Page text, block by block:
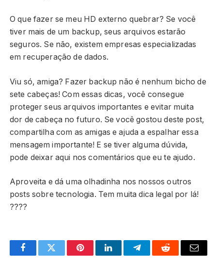
O que fazer se meu HD externo quebrar? Se você
tiver mais de um backup, seus arquivos estarão
seguros. Se não, existem empresas especializadas
em recuperação de dados.
Viu só, amiga? Fazer backup não é nenhum bicho de
sete cabeças! Com essas dicas, você consegue
proteger seus arquivos importantes e evitar muita
dor de cabeça no futuro. Se você gostou deste post,
compartilha com as amigas e ajuda a espalhar essa
mensagem importante! E se tiver alguma dúvida,
pode deixar aqui nos comentários que eu te ajudo.
Aproveita e dá uma olhadinha nos nossos outros
posts sobre tecnologia. Tem muita dica legal por lá!
????
FacebookTwitter PinterestLinkedInTelegramReddit Email